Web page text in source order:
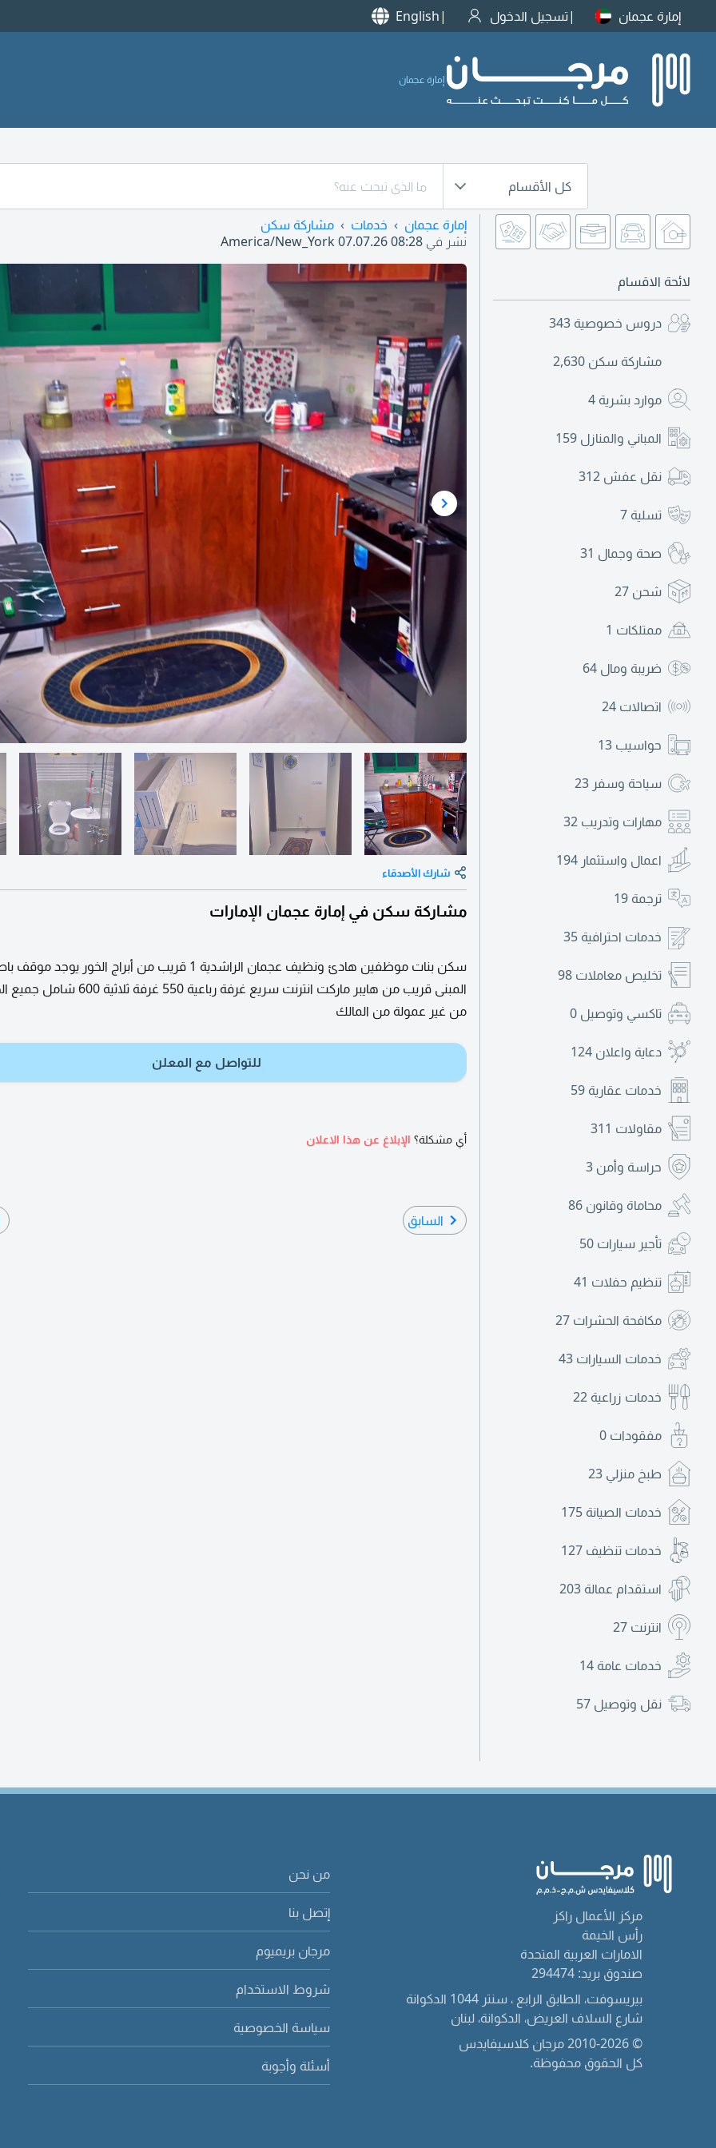
إمارة عجمان تسجيل الدخول English
إمارة عجمان
كل الأقسام
لائحة الاقسام
دروس خصوصية 343
مشاركة سكن 2,630
موارد بشرية 4
المباني والمنازل 159
نقل عفش 312
تسلية 7
صحة وجمال 31
شحن 27
ممتلكات 1
ضريبة ومال 64
اتصالات 24
حواسيب 13
سياحة وسفر 23
مهارات وتدريب 32
اعمال واستثمار 194
ترجمة 19
خدمات احترافية 35
تخليص معاملات 98
تاكسي وتوصيل 0
دعاية واعلان 124
خدمات عقارية 59
مقاولات 311
حراسة وأمن 3
محاماة وقانون 86
تأجير سيارات 50
تنظيم حفلات 41
مكافحة الحشرات 27
خدمات السيارات 43
خدمات زراعية 22
مفقودات 0
طبخ منزلي 23
خدمات الصيانة 175
خدمات تنظيف 127
استقدام عمالة 203
انترنت 27
خدمات عامة 14
نقل وتوصيل 57
إمارة عجمان خدمات
مشاركة سكن
نشر في 07.07.26 08:28
شارك الأصدقاء
مشاركة سكن في إمارة عجمان الإمارات
سكن بنات موظفين هادئ ونظيف عجمان الراشدية 1 قريب من أبراج الخور
المبنى قريب من هايبر ماركت انترنت سريع غرفة رباعية 550
من غير عمولة من المالك
للتواصل مع المعلن
أي مشكلة؟ الإبلاغ عن هذا الاعلان
السابق
مركز الأعمال راكز
رأس الخيمة
الامارات العربية المتحدة
صندوق بريد: 294474
بيريسوفت، الطابق الرابع ، سنتر 1044 الدكوانة
شارع السلاف العريض، الدكوانة، لبنان
© 2010-2026 مرجان كلاسيفايدس
كل الحقوق محفوظة.
من نحن
إتصل بنا
مرجان بريميوم
شروط الاستخدام
سياسة الخصوصية
أسئلة وأجوبة